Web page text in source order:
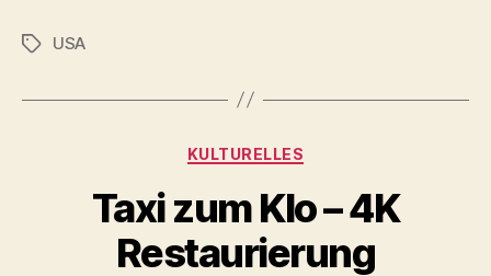
Demetre
Schlagwörter
USA
Kategorien
KULTURELLES
Taxi zum Klo – 4K
Restaurierung